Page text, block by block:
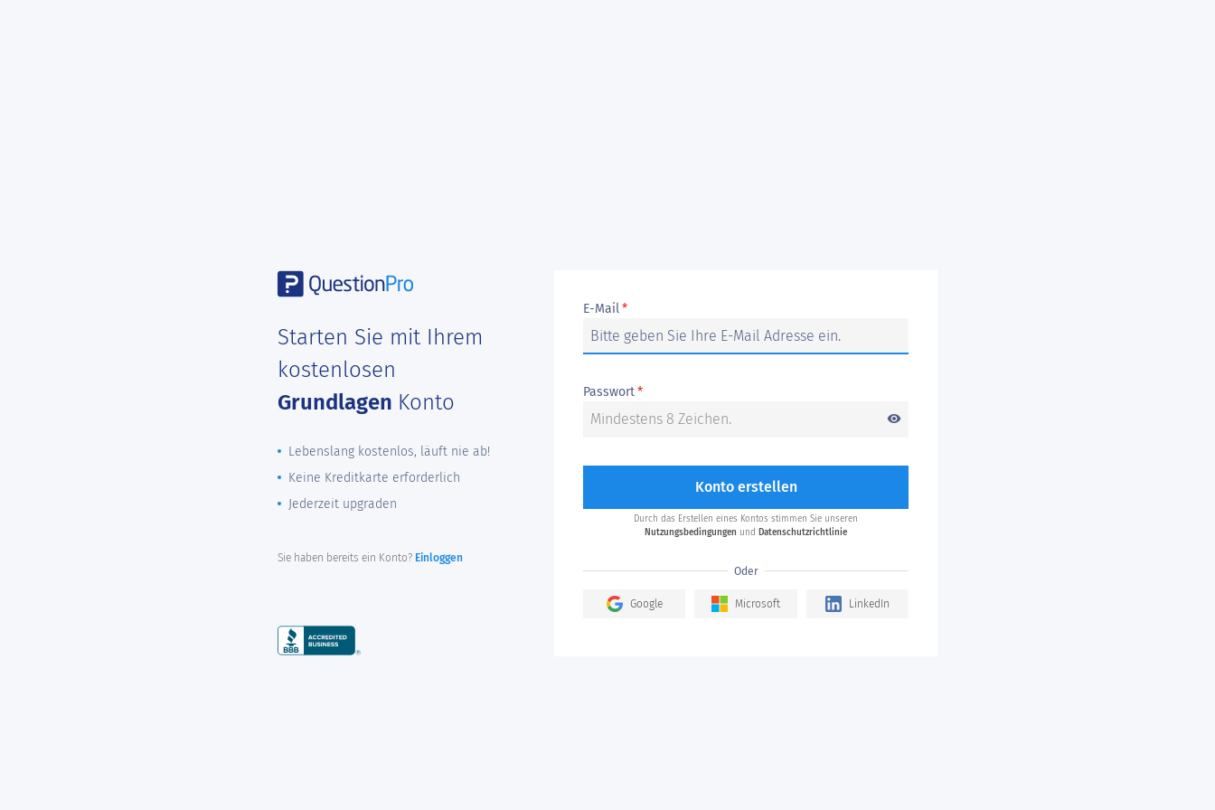
Starten Sie mit Ihrem
kostenlosen
Grundlagen Konto
Lebenslang kostenlos, läuft nie ab!
Keine Kreditkarte erforderlich
Jederzeit upgraden
Sie haben bereits ein Konto? Einloggen
E-Mail*
Passwort*
visibility
Konto erstellen
Durch das Erstellen eines Kontos stimmen Sie unseren
Nutzungsbedingungen und Datenschutzrichtlinie
Oder
Google Microsoft LinkedIn